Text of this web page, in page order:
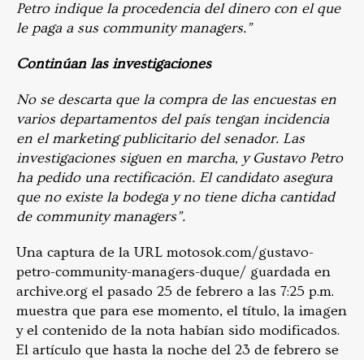
Petro indique la procedencia del dinero con el que
le paga a sus community managers.”
Continúan las investigaciones
No se descarta que la compra de las encuestas en
varios departamentos del país tengan incidencia
en el marketing publicitario del senador. Las
investigaciones siguen en marcha, y Gustavo Petro
ha pedido una rectificación. El candidato asegura
que no existe la bodega y no tiene dicha cantidad
de community managers”.
Una captura de la URL motosok.com/gustavo-
petro-community-managers-duque/ guardada en
archive.org el pasado 25 de febrero a las 7:25 p.m.
muestra que para ese momento, el título, la imagen
y el contenido de la nota habían sido modificados.
El artículo que hasta la noche del 23 de febrero se